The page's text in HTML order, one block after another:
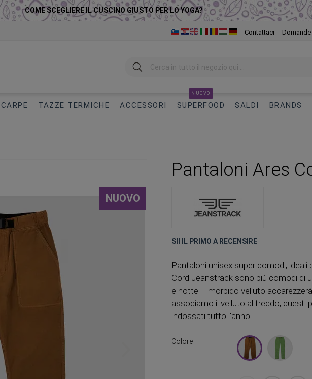
COME SCEGLIERE IL CUSCINO GIUSTO PER LO YOGA?
Contattaci
Ricerca
TAZZE TERMICHE ACCESSORI SUPERFOOD
NUOVO
SALDI BRANDS
NUOVO
Pantaloni Ares
SII IL PRIMO A RECENSIRE
Pantaloni unisex super comodi,
Cord Jeanstrack sono più comodi di
e notte. Il morbido velluto
associamo il velluto al freddo, questi
indossati tutto l'anno.
Colore